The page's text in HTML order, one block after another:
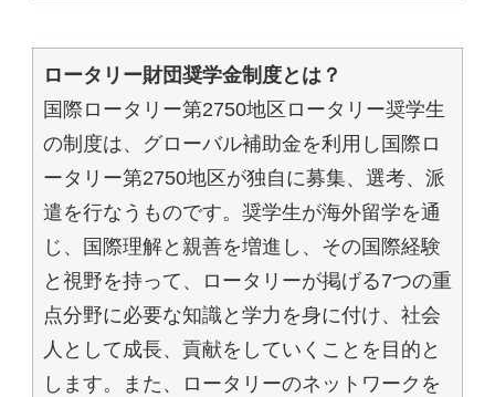
ロータリー財団奨学金制度とは？
国際ロータリー第2750地区ロータリー奨学生
の制度は、グローバル補助金を利用し国際ロ
ータリー第2750地区が独自に募集、選考、派
遣を行なうものです。奨学生が海外留学を通
じ、国際理解と親善を増進し、その国際経験
と視野を持って、ロータリーが掲げる7つの重
点分野に必要な知識と学力を身に付け、社会
人として成長、貢献をしていくことを目的と
します。また、ロータリーのネットワークを